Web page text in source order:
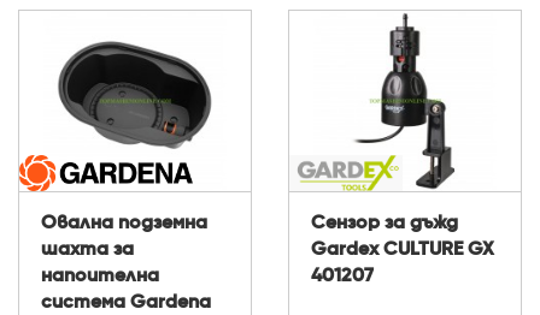
Овална подземна
шахта за
напоителна
система Gardena
Сензор за дъжд
Gardex CULTURE GX
401207